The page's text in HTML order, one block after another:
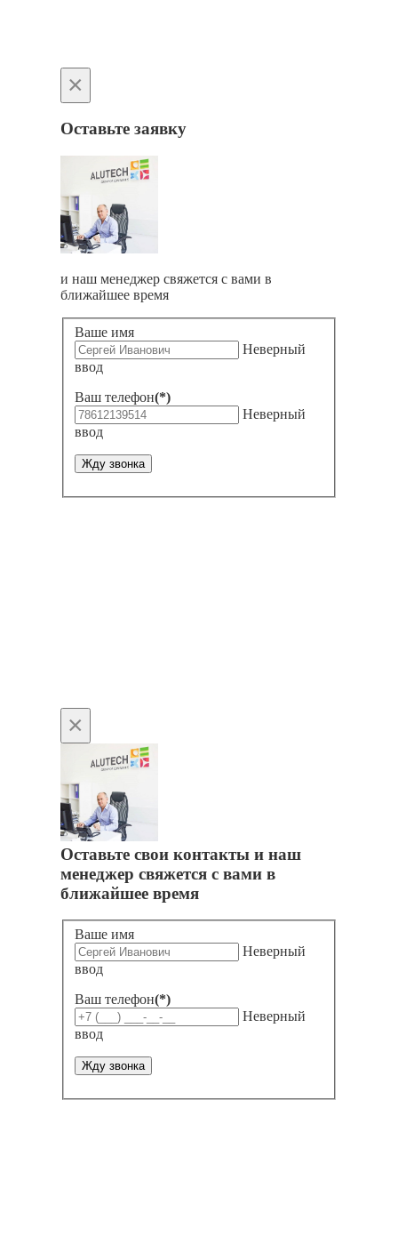
×
Оставьте заявку
и наш менеджер свяжется с вами в
ближайшее время
Ваше имя
Неверный
ввод
Ваш телефон(*)
Неверный
ввод
Жду звонка
×
Оставьте свои контакты и наш
менеджер свяжется с вами в
ближайшее время
Ваше имя
Неверный
ввод
Ваш телефон(*)
Неверный
ввод
Жду звонка